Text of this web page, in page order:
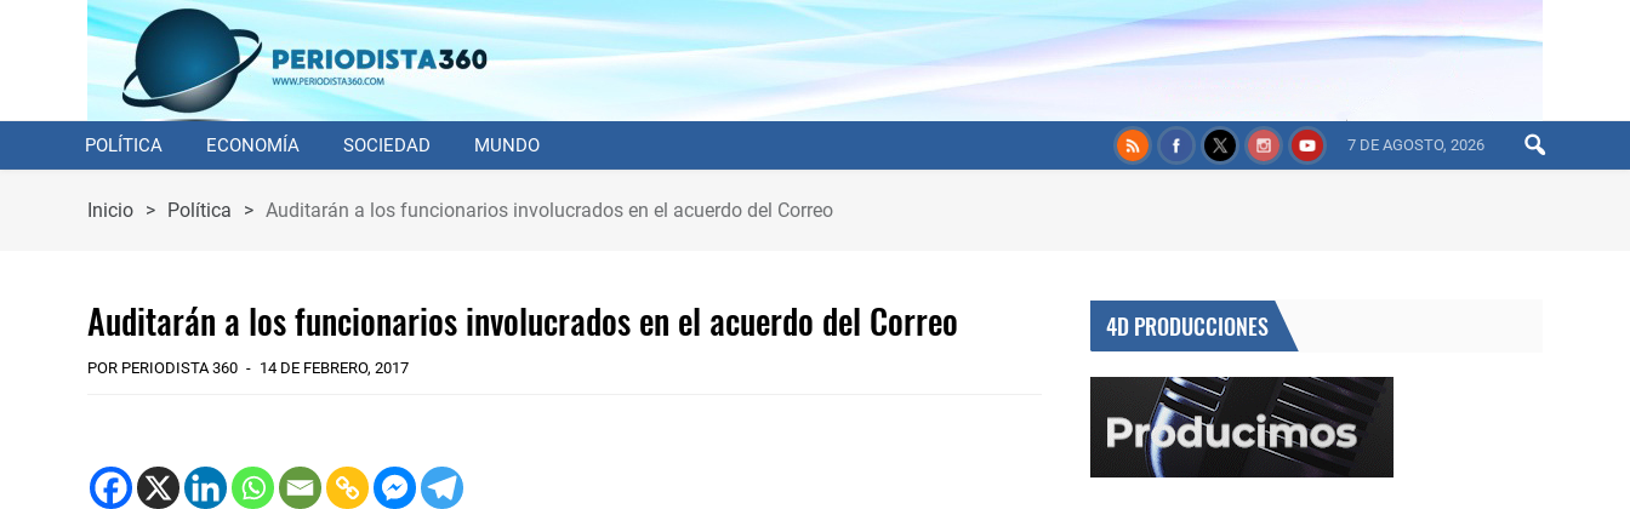
POLÍTICA ECONOMÍA SOCIEDAD MUNDO 7 DE AGOSTO, 2026
Inicio > Política > Auditarán a los funcionarios involucrados en el acuerdo del Correo
Auditarán a los funcionarios involucrados en el acuerdo del Correo
POR PERIODISTA 360 14 DE FEBRERO, 2017
4D PRODUCCIONES